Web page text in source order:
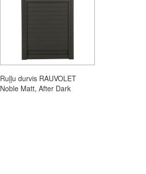
Ruļļu durvis RAUVOLET
Noble Matt, After Dark